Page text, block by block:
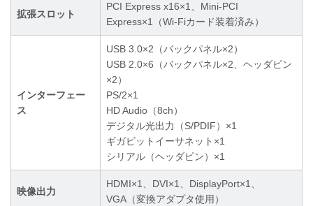
拡張スロット
PCI Express x16×1、Mini-PCI
Express×1（Wi-Fiカード装着済み）
インターフェー
ス
USB 3.0×2（バックパネル×2）
USB 2.0×6（バックパネル×2、ヘッダピン
×2）
PS/2×1
HD Audio（8ch）
デジタル光出力（S/PDIF）×1
ギガビットイーサネット×1
シリアル（ヘッダピン）×1
映像出力
HDMI×1、DVI×1、DisplayPort×1、
VGA（変換アダプタ使用）